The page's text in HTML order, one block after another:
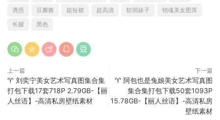
诱惑
豆瓣酱 超短裙 超高清 软萌妹子
销魂美女图库
长腿
黑色
上一篇
♈ 刘奕宁美女艺术写真图集合集
打包下载17套718P 2.79GB-【丽
人丝语】-高清私房壁纸素材
下一篇
♈ 阿包也是兔娘美女艺术写真图
集合集打包下载50套1093P
15.78GB-【丽人丝语】-高清私房
壁纸素材